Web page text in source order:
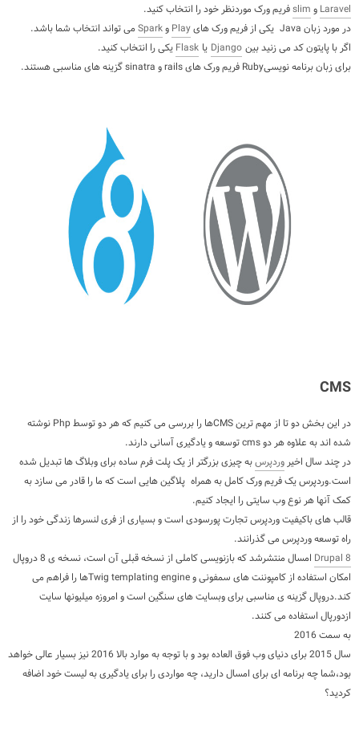
Laravel و slimفریم ورک موردنظر خود را انتخاب کنید.
در مورد زبان Java یکی از فریم ورک های
Play وSpark می تواند انتخاب شما باشد.
اگر با پایتون کد می زنید بین Django یا Flask یکی را انتخاب کنید.
برای زبان برنامه نویسیRuby فریم ورک های rails و sinatra گزینه های مناسبی هستند.
CMS
در این بخش دو تا از مهم ترین CMSها را بررسی می کنیم که هر دو توسط Php نوشته
شده اند به علاوه هر دو cms توسعه و یادگیری آسانی دارند.
در چند سال اخیروردپرسبه چیزی بزرگتر از یک پلت فرم ساده برای وبلاگ ها تبدیل شده
است.وردپرس یک فریم ورک کامل به همراه پلاگین هایی است که ما را قادر می سازد به
کمک آنها هر نوع وب سایتی را ایجاد کنیم.
قالب های باکیفیت وردپرس تجارت پورسودی است و بسیاری از فری لنسرها زندگی خود را از
راه توسعه وردپرس می گذرانند.
Drupal 8
امسال منتشرشد که بازنویسی کاملی از نسخه قبلی آن است، نسخه ی 8 دروپال
امکان استفاده از کامپوننت های سمفونی و Twig templating engineها را فراهم می
کند.دروپال گزینه ی مناسبی برای وبسایت های سنگین است و امروزه میلیونها سایت
ازدورپال استفاده می کنند.
به سمت 2016
سال 2015 برای دنیای وب فوق العاده بود و با توجه به موارد بالا 2016 نیز بسیار عالی خواهد
بود،شما چه برنامه ای برای امسال دارید، چه مواردی را برای یادگیری به لیست خود اضافه
کردید؟